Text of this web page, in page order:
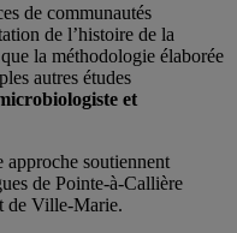
de communautés
de l’histoire de la
la méthodologie élaborée
autres études
et
approche soutiennent
de Pointe-à-Callière
de Ville-Marie.